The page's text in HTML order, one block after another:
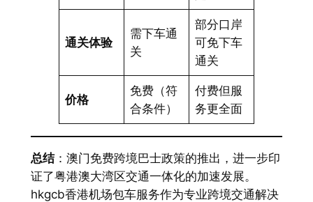
通关体验
需下车通
关
部分口岸
可免下车
通关
价格
免费（符
合条件）
付费但服
务更全面
总结：澳门免费跨境巴士政策的推出，进一步印
证了粤港澳大湾区交通一体化的加速发展。
hkgcb香港机场包车服务作为专业跨境交通解决